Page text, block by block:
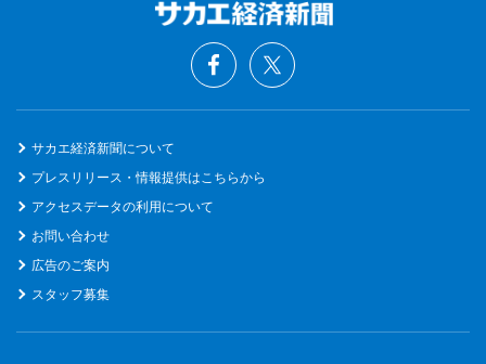
サカエ経済新聞について
プレスリリース・情報提供はこちらから
アクセスデータの利用について
お問い合わせ
広告のご案内
スタッフ募集